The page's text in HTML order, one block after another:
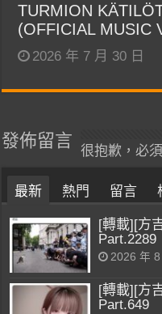
TURMION
(OFFICIAL MUSIC
2026 年 7 月 30 日
發佈留言
很抱歉，必
最新 熱門 留言
[轉載][方
Part.2289
2026 年 8
[轉載][方
Part.649